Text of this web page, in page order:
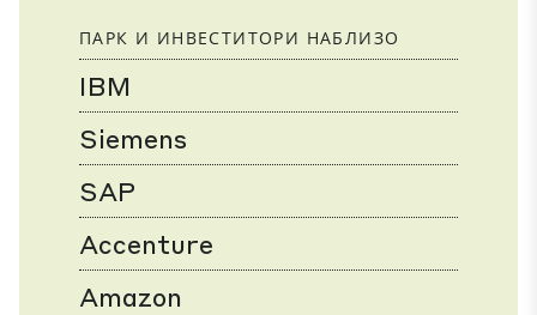
ПАРК И ИНВЕСТИТОРИ НАБЛИЗО
IBM
Siemens
SAP
Accenture
Amazon